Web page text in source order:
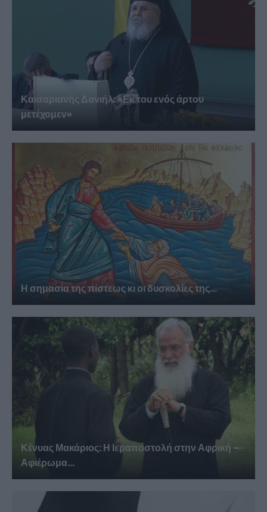
Καισαριανής Δανιήλ: «Εκ του ενός άρτου
μετέχομεν»
Η σημασία της πίστεως κι οι δυσκολίες της...
Κένυας Μακάριος: Η Ιεραποστολή στην Αφρική –
Αφιέρωμα...